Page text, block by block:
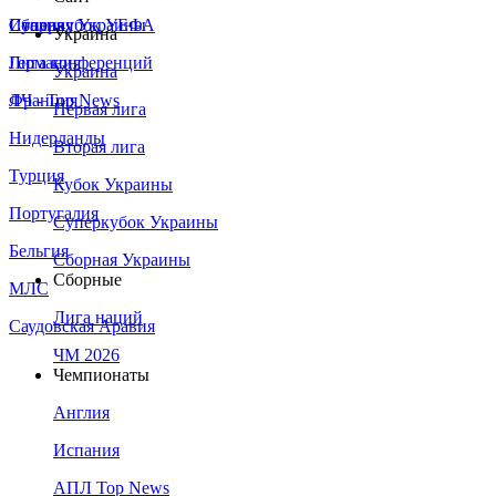
Сборная Украины
Италия
Германия
Франция
Нидерланды
Турция
Португалия
Бельгия
МЛС
Саудовская Аравия
Суперкубок УЕФА
Лига конференций
ЛЧ - Top News
Украина
Украина
Первая лига
Вторая лига
Кубок Украины
Суперкубок Украины
Сборная Украины
Сборные
Лига наций
ЧМ 2026
Чемпионаты
Англия
Испания
АПЛ Top News